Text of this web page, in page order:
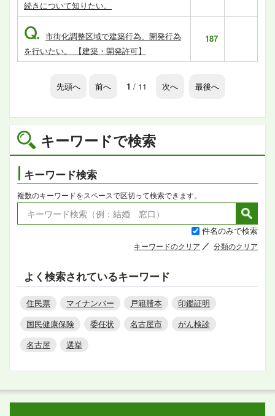
キーワードで検索
キーワード検索
複数のキーワードをスペースで区切って検索できます。
件名のみで検索
キーワードのクリア 分類のクリア
よく検索されているキーワード
住民票 マイナンバー 戸籍謄本
印鑑証明
国民健康保険
委任状 名古屋市
がん検診
名古屋
選挙
続きについて知りたい。
Q. 市街化調整区域で建築行為、開発行為
を行いたい。 【建築・開発許可】
187
先頭へ 前へ 1 / 11 次へ 最後へ